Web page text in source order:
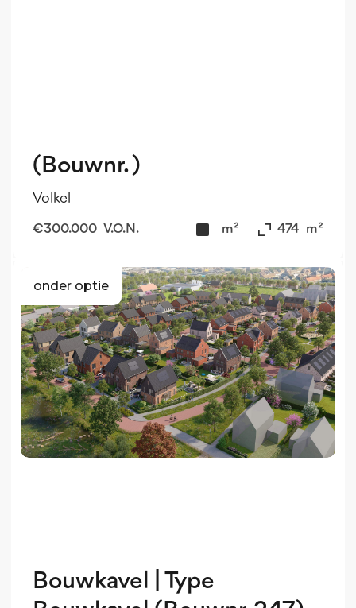
(Bouwnr. )
Volkel
€300.000 V.O.N. m² 474 m²
onder optie
Bouwkavel | Type